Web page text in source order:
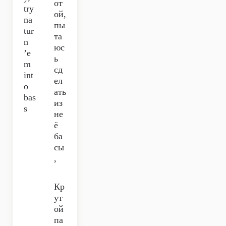
try
na
tur
n
’e
m
int
o
bas
s
от
ой,
пы
та
юс
ь
сд
ел
ать
из
не
ё
ба
сы
,
Кр
ут
ой
па